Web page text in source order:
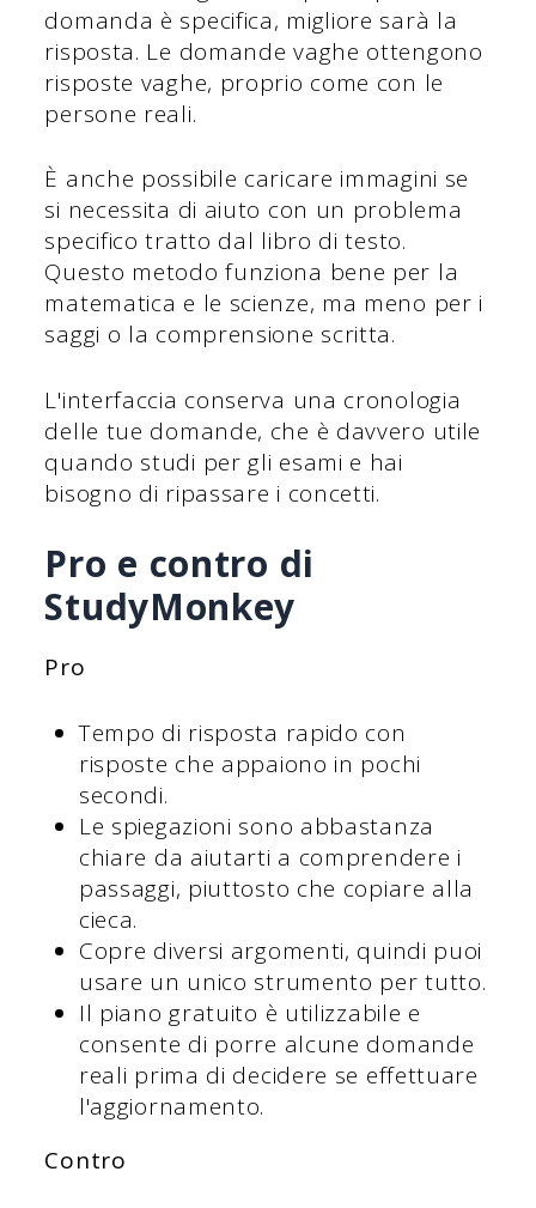
domanda è specifica, migliore sarà la
risposta. Le domande vaghe ottengono
risposte vaghe, proprio come con le
persone reali.
È anche possibile caricare immagini se
si necessita di aiuto con un problema
specifico tratto dal libro di testo.
Questo metodo funziona bene per la
matematica e le scienze, ma meno per i
saggi o la comprensione scritta.
L'interfaccia conserva una cronologia
delle tue domande, che è davvero utile
quando studi per gli esami e hai
bisogno di ripassare i concetti.
Pro e contro di
StudyMonkey
Pro
Tempo di risposta rapido con
risposte che appaiono in pochi
secondi.
Le spiegazioni sono abbastanza
chiare da aiutarti a comprendere i
passaggi, piuttosto che copiare alla
cieca.
Copre diversi argomenti, quindi puoi
usare un unico strumento per tutto.
Il piano gratuito è utilizzabile e
consente di porre alcune domande
reali prima di decidere se effettuare
l'aggiornamento.
Contro